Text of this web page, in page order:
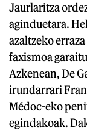
Jaurlaritza
aginduetara.
azaltzeko
faxismoa
Azkenean, De
irundarrari
Médoc-eko
egindakoak.